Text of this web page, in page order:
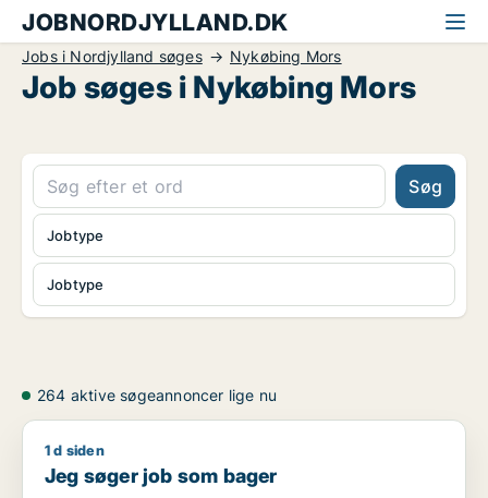
JOBNORDJYLLAND.DK
Jobs i Nordjylland søges Nykøbing Mors
Job søges i Nykøbing Mors
Søg
Jobtype
Jobtype
264 aktive søgeannoncer lige nu
Jeg søger job som bager
1 d siden
Jeg søger job som bager